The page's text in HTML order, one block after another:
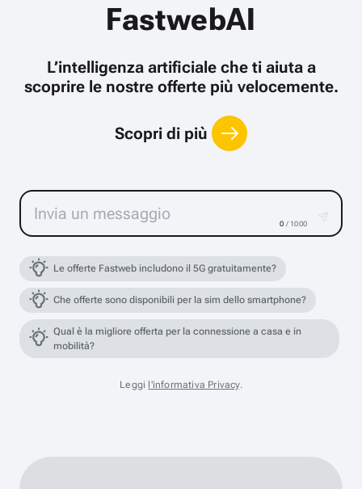
FastwebAI
L’intelligenza artificiale che ti aiuta a
scoprire le nostre offerte più velocemente.
Scopri di più
0 / 1000
Le offerte Fastweb includono il 5G gratuitamente?
Che offerte sono disponibili per la sim dello smartphone?
Qual è la migliore offerta per la connessione a casa e in
mobilità?
Leggi l'informativa Privacy.